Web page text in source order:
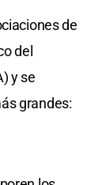
de
del
y se
grandes: